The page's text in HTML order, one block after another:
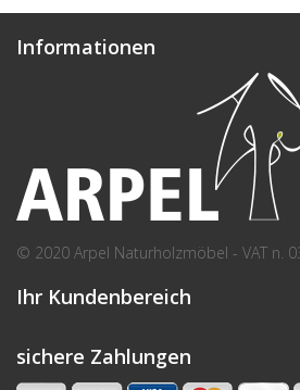
Informationen
© 2020 Arpel Naturholzmöbel - VAT n.
Ihr Kundenbereich
sichere Zahlungen